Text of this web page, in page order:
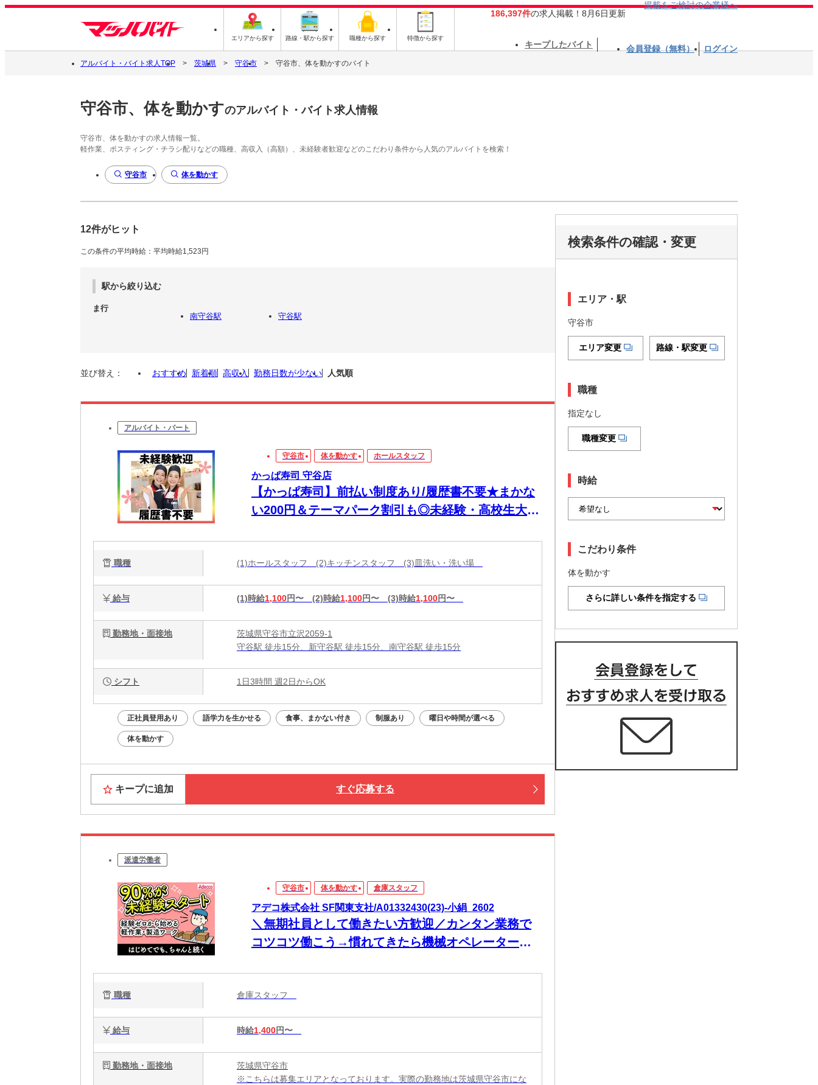
エリアから探す 路線・駅から探す 職種から探す 特徴から探す
186,397件の求人掲載！8月6日更新
掲載をご検討の企業様へ
キープしたバイト 会員登録（無料） ログイン
アルバイト・バイト求人TOP 茨城県 守谷市 守谷市、体を動かすのバイト
守谷市、体を動かすのアルバイト・バイト求人情報
守谷市、体を動かすの求人情報一覧。
軽作業、ポスティング・チラシ配りなどの職種、高収入（高額）、未経験者歓迎などのこだわり条件から人気のアルバイトを検索！
守谷市 体を動かす
12件がヒット
この条件の平均時給：平均時給1,523円
駅から絞り込む
ま行
南守谷駅
守谷駅
並び替え： おすすめ 新着順 高収入 勤務日数が少ない 人気順
アルバイト・パート
守谷市 体を動かす ホールスタッフ
かっぱ寿司 守谷店
【かっぱ寿司】前払い制度あり/履歴書不要★まかな
い200円＆テーマパーク割引も◎未経験・高校生大歓
職種 (1)ホールスタッフ (2)キッチンスタッフ (3)皿洗い・洗い場
給与 (1)時給1,100円〜 (2)時給1,100円〜 (3)時給1,100円〜
勤務地・面接地
茨城県守谷市立沢2059-1
守谷駅 徒歩15分、新守谷駅 徒歩15分、南守谷駅 徒歩15分
シフト 1日3時間 週2日からOK
正社員登用あり 語学力を生かせる 食事、まかない付き 制服あり 曜日や時間が選べる
体を動かす
キープに追加 すぐ応募する
派遣労働者
守谷市 体を動かす 倉庫スタッフ
アデコ株式会社 SF関東支社/A01332430(23)-小絹_2602
＼無期社員として働きたい方歓迎／カンタン業務で
コツコツ働こう→慣れてきたら機械オペレーター
職種 倉庫スタッフ
給与 時給1,400円〜
勤務地・面接地
茨城県守谷市
※こちらは募集エリアとなっております。実際の勤務地は茨城県守谷市にな
検索条件の確認・変更
エリア・駅
守谷市
エリア変更 路線・駅変更
職種
指定なし
職種変更
時給
こだわり条件
体を動かす
さらに詳しい条件を指定する